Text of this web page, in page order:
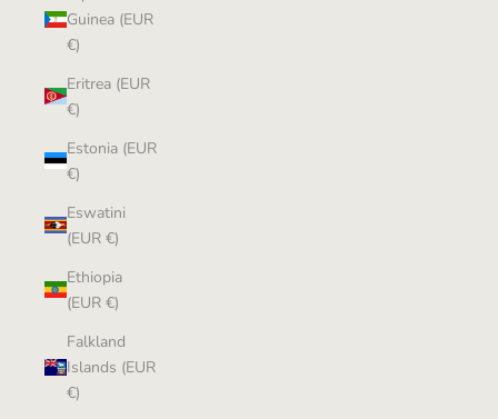
Guinea (EUR
€)
Eritrea (EUR
€)
Estonia (EUR
€)
Eswatini
(EUR €)
Ethiopia
(EUR €)
Falkland
Islands (EUR
€)